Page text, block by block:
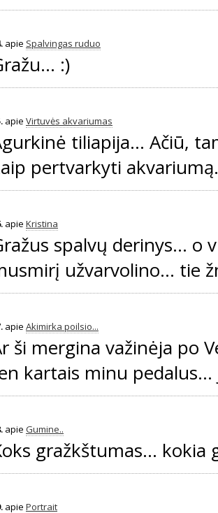
apie Spalvingas ruduo
:)
apie Virtuvės akvariumas
tiliapija... Ačiū,
pertvarkyti
apie Kristina
spalvų derinys... o
užvarvolino... tie
apie Akimirka poilsio...
ši mergina važinėja po
kartais minu pedalus...
apie Gumine..
gražkštumas... kokia
apie Portrait